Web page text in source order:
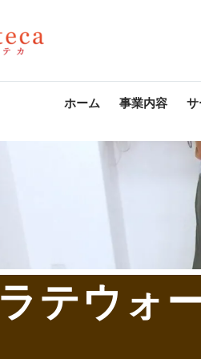
ホーム 事業内容 サ
ラテウォ